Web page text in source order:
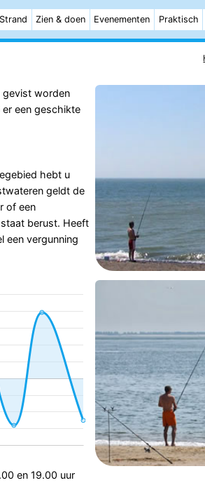
Strand Zien & doen Evenementen Praktisch
gevist worden
er een geschikte
hebt u
geldt de
of een
berust. Heeft
een vergunning
en 19.00 uur